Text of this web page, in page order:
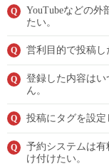
Q
YouTubeなどの外
たい。
Q 営利目的で投稿し
Q
登録した内容は
ん。
Q 投稿にタグを設定
Q
予約システムは
け付けたい。